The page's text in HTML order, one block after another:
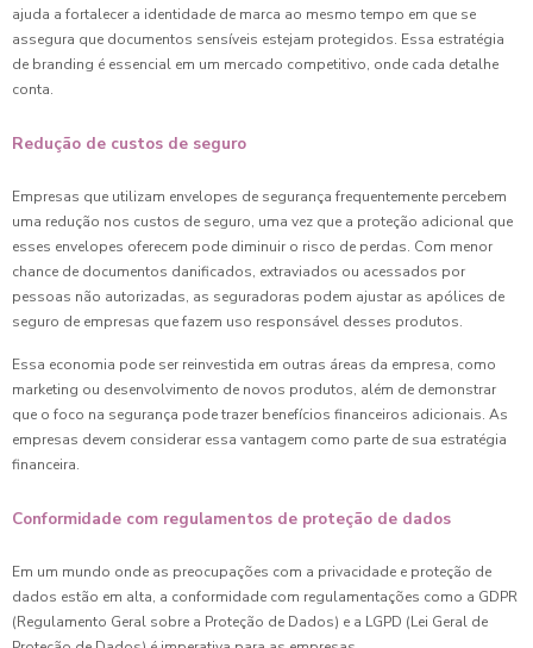
ajuda a fortalecer a identidade de marca ao mesmo tempo em que se
assegura que documentos sensíveis estejam protegidos. Essa estratégia
de branding é essencial em um mercado competitivo, onde cada detalhe
conta.
Redução de custos de seguro
Empresas que utilizam envelopes de segurança frequentemente percebem
uma redução nos custos de seguro, uma vez que a proteção adicional que
esses envelopes oferecem pode diminuir o risco de perdas. Com menor
chance de documentos danificados, extraviados ou acessados por
pessoas não autorizadas, as seguradoras podem ajustar as apólices de
seguro de empresas que fazem uso responsável desses produtos.
Essa economia pode ser reinvestida em outras áreas da empresa, como
marketing ou desenvolvimento de novos produtos, além de demonstrar
que o foco na segurança pode trazer benefícios financeiros adicionais. As
empresas devem considerar essa vantagem como parte de sua estratégia
financeira.
Conformidade com regulamentos de proteção de dados
Em um mundo onde as preocupações com a privacidade e proteção de
dados estão em alta, a conformidade com regulamentações como a GDPR
(Regulamento Geral sobre a Proteção de Dados) e a LGPD (Lei Geral de